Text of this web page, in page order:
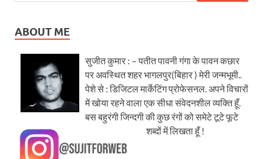
ABOUT ME
सुजीत कुमार : – पतीत पावनी गंगा के पावन कछार
पर अवस्थित शहर भागलपुर(बिहार ) मेरी जन्मभूमी..
पेशे से : डिजिटल मार्केटिंग प्रोफेसनल. अपने विचारों
में खोया रहने वाला एक सीधा संवेदनशील व्यक्ति हूँ.
बस बहुरंगी जिन्दगी की कुछ रंगों को समेटे टूटे फूटे
शब्दों में लिखता हूँ !